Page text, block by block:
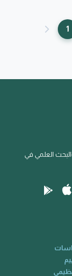
1
العلمي في